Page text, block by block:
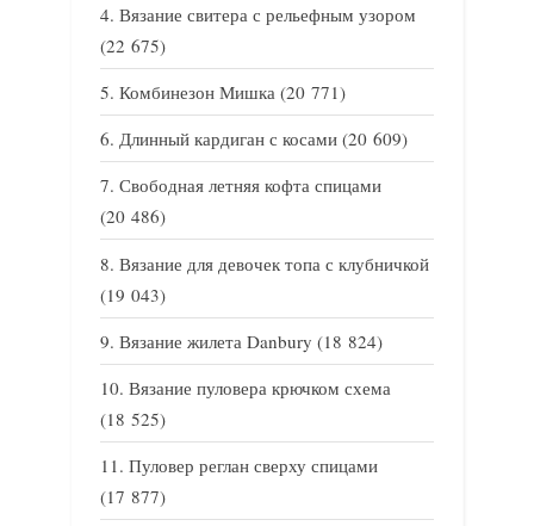
Вязание свитера с рельефным узором
(22 675)
Комбинезон Мишка (20 771)
Длинный кардиган с косами (20 609)
Свободная летняя кофта спицами
(20 486)
Вязание для девочек топа с клубничкой
(19 043)
Вязание жилета Danbury (18 824)
Вязание пуловера крючком схема
(18 525)
Пуловер реглан сверху спицами
(17 877)